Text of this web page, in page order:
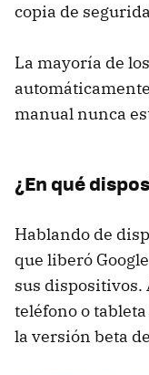
copia de
La mayoría de
manual nunca
¿En qué
Hablando de
que liberó
sus dispositivos.
teléfono o
la versión beta